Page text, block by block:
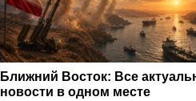
Ближний Восток: Все
новости в одном месте